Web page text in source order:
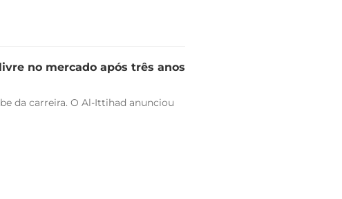
no mercado após três anos
da carreira. O Al-Ittihad anunciou